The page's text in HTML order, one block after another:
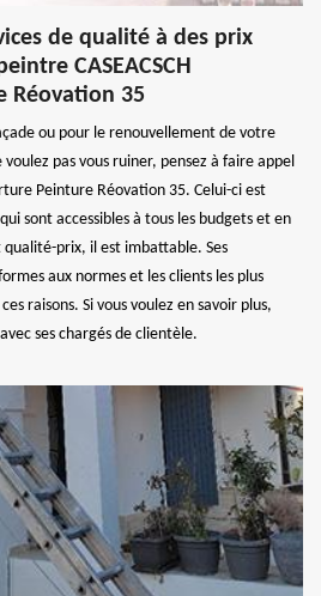
de qualité à des prix
CASEACSCH
Réovation 35
ou pour le renouvellement de votre
pas vous ruiner, pensez à faire appel
Peinture Réovation 35. Celui-ci est
sont accessibles à tous les budgets et en
prix, il est imbattable. Ses
aux normes et les clients les plus
raisons. Si vous voulez en savoir plus,
ses chargés de clientèle.